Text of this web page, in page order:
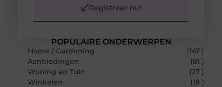
POPULAIRE ONDERWERPEN
Home / Gardening
(147 )
Aanbiedingen
(81 )
Woning en Tuin
(27 )
Winkelen
(18 )
Registreer nu!